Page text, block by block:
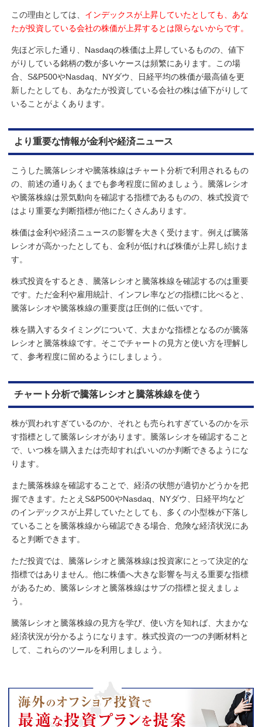
この理由としては、 インデックスが上昇していたとしても、あな
たが投資している会社の株価が上昇するとは限らないからです。
先ほど示した通り、Nasdaqの株価は上昇しているものの、値下
がりしている銘柄の数が多いケースは頻繁にあります。この場
合、S&P500やNasdaq、NYダウ、日経平均の株価が最高値を更
新したとしても、あなたが投資している会社の株は値下がりして
いることがよくあります。
より重要な情報が金利や経済ニュース
こうした騰落レシオや騰落株線はチャート分析で利用されるもの
の、前述の通りあくまでも参考程度に留めましょう。騰落レシオ
や騰落株線は景気動向を確認する指標であるものの、株式投資で
はより重要な判断指標が他にたくさんあります。
株価は金利や経済ニュースの影響を大きく受けます。例えば騰落
レシオが高かったとしても、金利が低ければ株価が上昇し続けま
す。
株式投資をするとき、騰落レシオと騰落株線を確認するのは重要
です。ただ金利や雇用統計、インフレ率などの指標に比べると、
騰落レシオや騰落株線の重要度は圧倒的に低いです。
株を購入するタイミングについて、大まかな指標となるのが騰落
レシオと騰落株線です。そこでチャートの見方と使い方を理解し
て、参考程度に留めるようにしましょう。
チャート分析で騰落レシオと騰落株線を使う
株が買われすぎているのか、それとも売られすぎているのかを示
す指標として騰落レシオがあります。騰落レシオを確認すること
で、いつ株を購入または売却すればいいのか判断できるようにな
ります。
また騰落株線を確認することで、経済の状態が適切かどうかを把
握できます。たとえS&P500やNasdaq、NYダウ、日経平均など
のインデックスが上昇していたとしても、多くの小型株が下落し
ていることを騰落株線から確認できる場合、危険な経済状況にあ
ると判断できます。
ただ投資では、騰落レシオと騰落株線は投資家にとって決定的な
指標ではありません。他に株価へ大きな影響を与える重要な指標
があるため、騰落レシオと騰落株線はサブの指標と捉えましょ
う。
騰落レシオと騰落株線の見方を学び、使い方を知れば、大まかな
経済状況が分かるようになります。株式投資の一つの判断材料と
して、これらのツールを利用しましょう。